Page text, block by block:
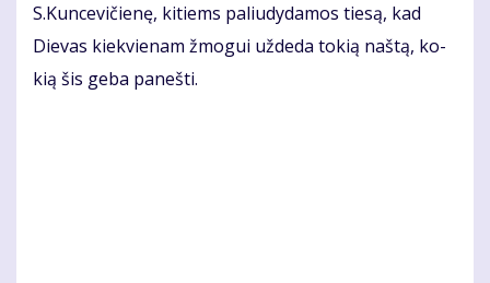
S.Kun­ce­vi­čie­nę, ki­tiems pa­liu­dy­da­mos tie­są, kad
Die­vas kiek­vie­nam žmo­gui už­de­da to­kią naš­tą, ko­
kią šis ge­ba pa­neš­ti.